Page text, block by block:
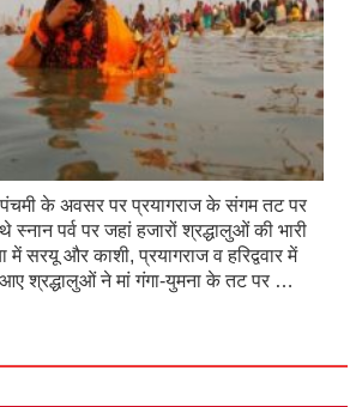
के अवसर पर प्रयागराज के संगम तट पर
पर्व पर जहां हजारों श्रद्धालुओं की भारी
में सरयू और काशी, प्रयागराज व हरिद्ववार में
श्रद्धालुओं ने मां गंगा-युमना के तट पर …